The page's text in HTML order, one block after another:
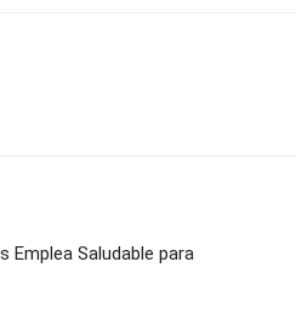
Emplea Saludable para